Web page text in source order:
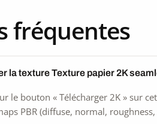
fréquentes
la texture Texture papier 2K
le bouton « Télécharger 2K » sur
PBR (diffuse, normal, roughness,